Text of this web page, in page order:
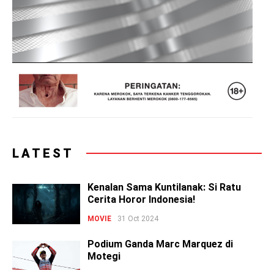
LATEST
Kenalan Sama Kuntilanak: Si Ratu
Cerita Horor Indonesia!
MOVIE 31 Oct 2024
Podium Ganda Marc Marquez di
Motegi